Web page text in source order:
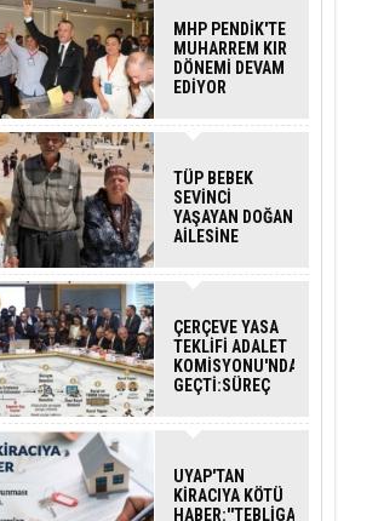
MHP PENDİK'TE
MUHARREM KIR
DÖNEMİ DEVAM
EDİYOR
TÜP BEBEK
SEVİNCİ
YAŞAYAN DOĞAN
AİLESİNE
DESTEĞİ
ÇERÇEVE YASA
TEKLİFİ ADALET
KOMİSYONU'NDAN
GEÇTİ:SÜREÇ
İŞLEYECEK?
UYAP'TAN
KİRACIYA KÖTÜ
HABER:''TEBLİGAT